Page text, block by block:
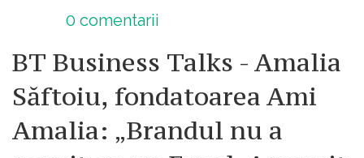
0 comentarii
BT Business Talks - Amalia
Săftoiu, fondatoarea Ami
Amalia: „Brandul nu a